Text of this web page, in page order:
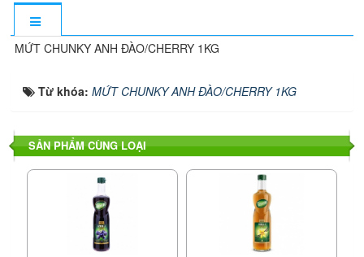
MỨT CHUNKY ANH ĐÀO/CHERRY 1KG
Từ khóa: MỨT CHUNKY ANH ĐÀO/CHERRY 1KG
SẢN PHẨM CÙNG LOẠI